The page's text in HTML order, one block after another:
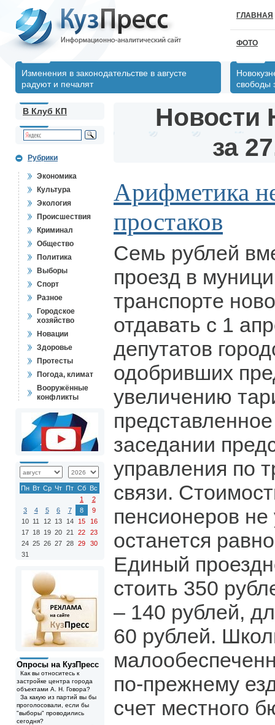
ГЛАВНАЯ
ФОТО
Изменения в законодательстве в августе
радуют и печалят
свободы
В Клуб КП
Рубрики
Экономика
Культура
Экология
Происшествия
Криминал
Общество
Политика
Выборы
Спорт
Разное
Городское
хозяйство
Новации
Здоровье
Протесты
Погода, климат
Вооружённые
конфликты
Пн Вт Ср Чт Пт Сб Вс
1
2
3
4 5 6 7 8
9
10 11 12 13 14 15
16
17 18 19 20 21 22
23
24 25 26 27 28 29
30
31
Опросы на КузПресс
Как вы относитесь к
застройке центра города
объектами А. Н. Говора?
За какую из партий вы бы
проголосовали, если бы
"выборы" проводились
сегодня?
Новости
за
Арифметика
простаков
Семь рублей
проезд в
транспорте
отдавать с 1
депутатов
одобривших
увеличению
заседании
управления по
связи.
пенсионеров не
останется
Единый
стоить 350
– 140 рублей,
60 рублей.
по-прежнему
счет местного